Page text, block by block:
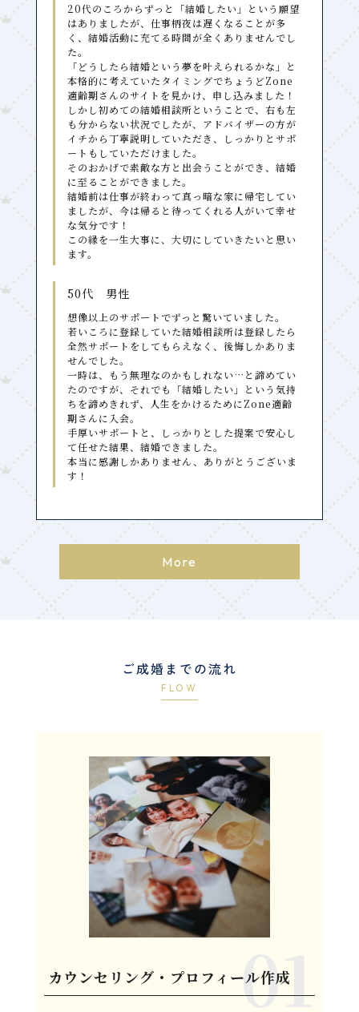
20代のころからずっと「結婚したい」という願望
はありましたが、仕事柄夜は遅くなることが多
く、結婚活動に充てる時間が全くありませんでし
た。
「どうしたら結婚という夢を叶えられるかな」と
本格的に考えていたタイミングでちょうどZone
適齢期さんのサイトを見かけ、申し込みました！
しかし初めての結婚相談所ということで、右も左
も分からない状況でしたが、アドバイザーの方が
イチから丁寧説明していただき、しっかりとサポ
ートもしていただけました。
そのおかげで素敵な方と出会うことができ、結婚
に至ることができました。
結婚前は仕事が終わって真っ暗な家に帰宅してい
ましたが、今は帰ると待ってくれる人がいて幸せ
な気分です！
この縁を一生大事に、大切にしていきたいと思い
ます。
50代 男性
想像以上のサポートでずっと驚いていました。
若いころに登録していた結婚相談所は登録したら
全然サポートをしてもらえなく、後悔しかありま
せんでした。
一時は、もう無理なのかもしれない…と諦めてい
たのですが、それでも「結婚したい」という気持
ちを諦めきれず、人生をかけるためにZone適齢
期さんに入会。
手厚いサポートと、しっかりとした提案で安心し
て任せた結果、結婚できました。
本当に感謝しかありません、ありがとうございま
す！
More
ご成婚までの流れ
FLOW
カウンセリング・プロフィール作成